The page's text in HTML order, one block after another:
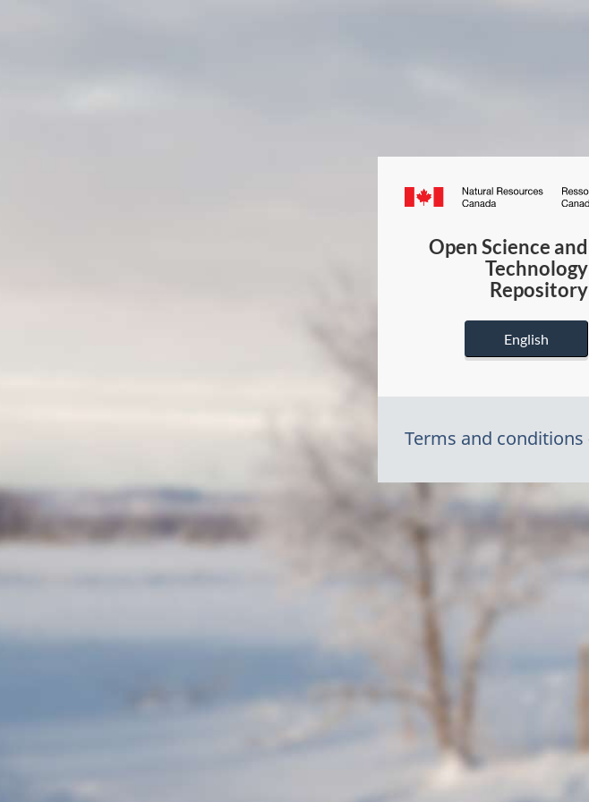
Canada.ca
Open Science and
Technology
Repository
English
Terms and conditions